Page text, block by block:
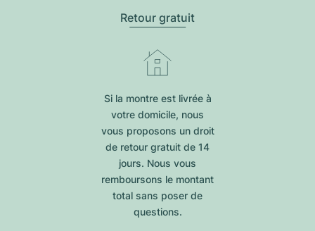
Retour gratuit
Si la montre est livrée à
votre domicile, nous
vous proposons un droit
de retour gratuit de 14
jours. Nous vous
remboursons le montant
total sans poser de
questions.